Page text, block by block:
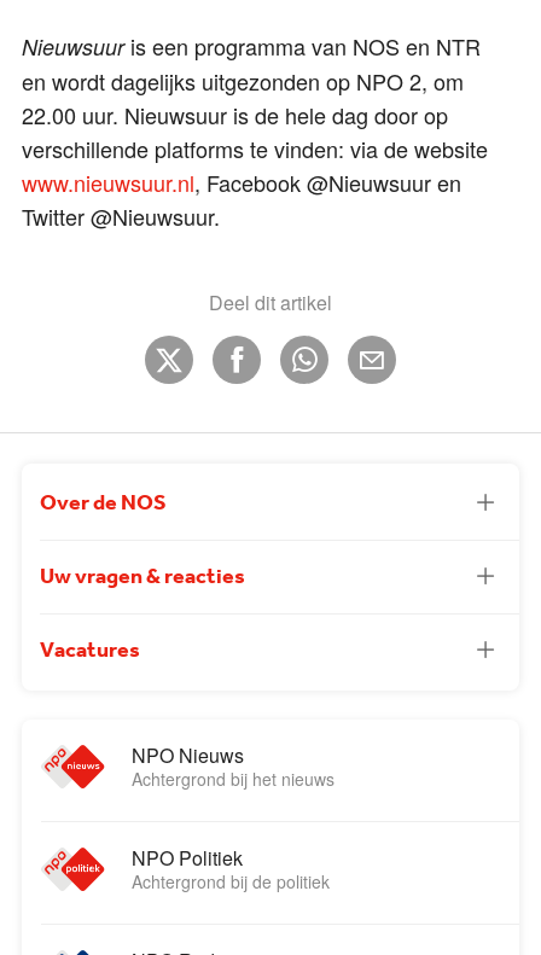
Nieuwsuur is een programma van NOS en NTR
en wordt dagelijks uitgezonden op NPO 2, om
22.00 uur. Nieuwsuur is de hele dag door op
verschillende platforms te vinden: via de website
www.nieuwsuur.nl, Facebook @Nieuwsuur en
Twitter @Nieuwsuur.
Deel dit artikel
Over de NOS
Uw vragen & reacties
Vacatures
NPO Nieuws
Achtergrond bij het nieuws
NPO Politiek
Achtergrond bij de politiek